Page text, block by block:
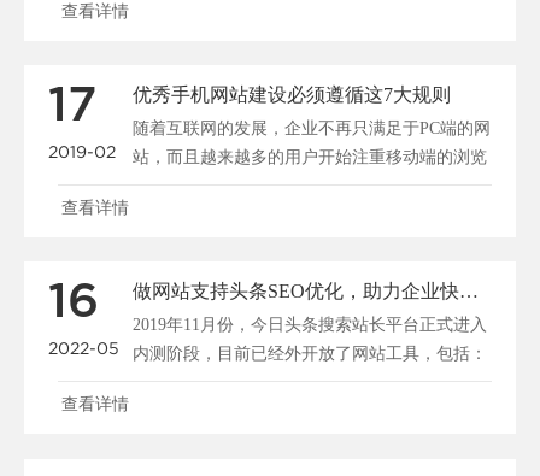
查看详情
17
2019-02
优秀手机网站建设必须遵循这7大规则
随着互联网的发展，企业不再只满足于PC端的网
站，而且越来越多的用户开始注重移动端的浏览
和搜索，所以说......
查看详情
16
2022-05
做网站支持头条SEO优化，助力企业快速布局移动端全网搜索
2019年11月份，今日头条搜索站长平台正式进入
内测阶段，目前已经外开放了网站工具，包括：
站点管理、......
查看详情